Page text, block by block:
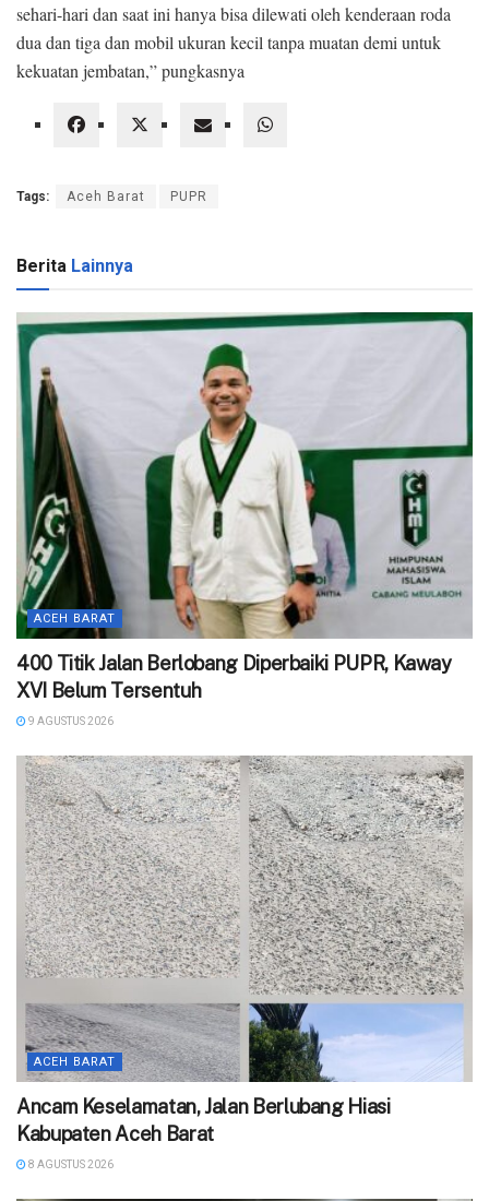
sehari-hari dan saat ini hanya bisa dilewati oleh kenderaan roda
dua dan tiga dan mobil ukuran kecil tanpa muatan demi untuk
kekuatan jembatan,” pungkasnya
Tags: Aceh Barat PUPR
Berita Lainnya
ACEH BARAT
400 Titik Jalan Berlobang Diperbaiki PUPR, Kaway
XVI Belum Tersentuh
9 AGUSTUS 2026
ACEH BARAT
Ancam Keselamatan, Jalan Berlubang Hiasi
Kabupaten Aceh Barat
8 AGUSTUS 2026